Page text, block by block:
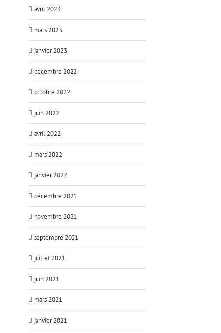
avril 2023
mars 2023
janvier 2023
décembre 2022
octobre 2022
juin 2022
avril 2022
mars 2022
janvier 2022
décembre 2021
novembre 2021
septembre 2021
juillet 2021
juin 2021
mars 2021
janvier 2021